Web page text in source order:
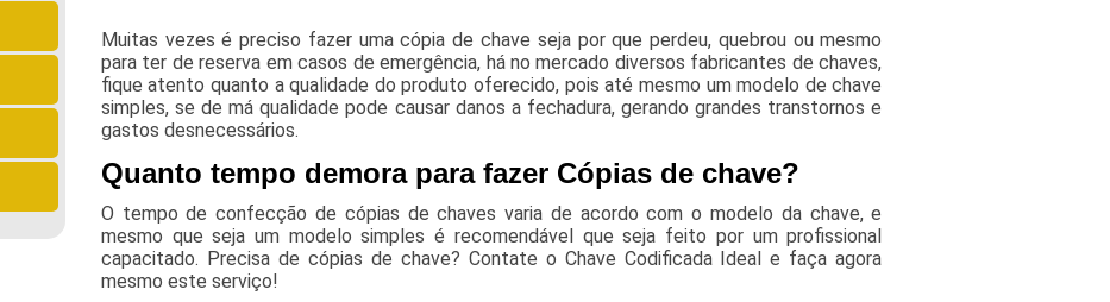
Muitas vezes é preciso fazer uma cópia de chave seja por que perdeu, quebrou ou mesmo
para ter de reserva em casos de emergência, há no mercado diversos fabricantes de chaves,
fique atento quanto a qualidade do produto oferecido, pois até mesmo um modelo de chave
simples, se de má qualidade pode causar danos a fechadura, gerando grandes transtornos e
gastos desnecessários.
Quanto tempo demora para fazer Cópias de chave?
O tempo de confecção de cópias de chaves varia de acordo com o modelo da chave, e
mesmo que seja um modelo simples é recomendável que seja feito por um profissional
capacitado. Precisa de cópias de chave? Contate o Chave Codificada Ideal e faça agora
mesmo este serviço!